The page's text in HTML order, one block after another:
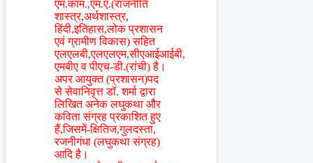
एम.काम.,एम.ए.(राजनीति
शास्त्र,अर्थशास्त्र,
हिंदी,इतिहास,लोक प्रशासन
एवं ग्रामीण विकास) सहित
एलएलबी,एलएलएम,सीएआईआईबी,
एमबीए व पीएच-डी.(रांची) है।
अपर आयुक्त (प्रशासन)पद
से सेवानिवृत्त डॉ. शर्मा द्वारा
लिखित अनेक लघुकथा और
कविता संग्रह प्रकाशित हुए
हैं,जिसमें-क्षितिज,गुलदस्ता,
रजनीगंधा (लघुकथा संग्रह)
आदि है।